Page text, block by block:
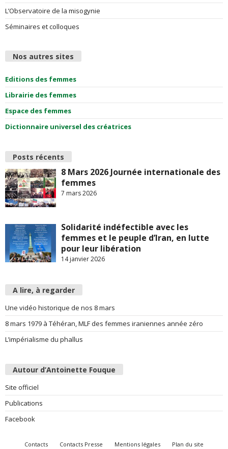
L’Observatoire de la misogynie
Séminaires et colloques
Nos autres sites
Editions des femmes
Librairie des femmes
Espace des femmes
Dictionnaire universel des créatrices
Posts récents
8 Mars 2026 Journée internationale des
femmes
7 mars 2026
Solidarité indéfectible avec les
femmes et le peuple d’Iran, en lutte
pour leur libération
14 janvier 2026
A lire, à regarder
Une vidéo historique de nos 8 mars
8 mars 1979 à Téhéran, MLF des femmes iraniennes année zéro
L’impérialisme du phallus
Autour d’Antoinette Fouque
Site officiel
Publications
Facebook
Contacts Contacts Presse Mentions légales Plan du site